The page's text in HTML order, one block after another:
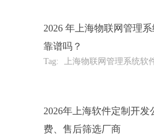
2026 年上海物联网管理
靠谱吗？
Tag: 上海物联网管理系统软
2026年上海软件定制开
费、售后筛选厂商